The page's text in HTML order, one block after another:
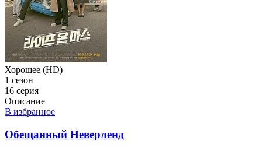
Хорошее (HD)
1 сезон
16 серия
Описание
В избранное
Обещанный Неверленд